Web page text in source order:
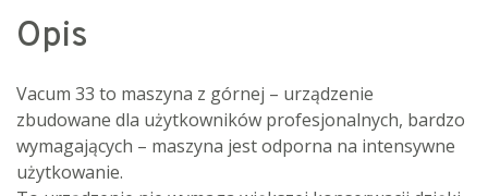
Opis
Vacum 33 to maszyna z górnej – urządzenie
zbudowane dla użytkowników profesjonalnych, bardzo
wymagających – maszyna jest odporna na intensywne
użytkowanie.